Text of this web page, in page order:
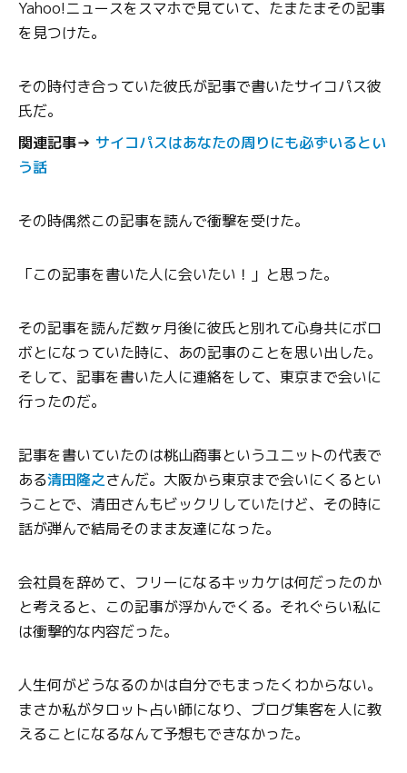
Yahoo!ニュースをスマホで見ていて、たまたまその記事
を見つけた。
その時付き合っていた彼氏が記事で書いたサイコパス彼
氏だ。
関連記事→ サイコパスはあなたの周りにも必ずいるとい
う話
その時偶然この記事を読んで衝撃を受けた。
「この記事を書いた人に会いたい！」と思った。
その記事を読んだ数ヶ月後に彼氏と別れて心身共にボロ
ボとになっていた時に、あの記事のことを思い出した。
そして、記事を書いた人に連絡をして、東京まで会いに
行ったのだ。
記事を書いていたのは桃山商事というユニットの代表で
ある清田隆之さんだ。大阪から東京まで会いにくるとい
うことで、清田さんもビックリしていたけど、その時に
話が弾んで結局そのまま友達になった。
会社員を辞めて、フリーになるキッカケは何だったのか
と考えると、この記事が浮かんでくる。それぐらい私に
は衝撃的な内容だった。
人生何がどうなるのかは自分でもまったくわからない。
まさか私がタロット占い師になり、ブログ集客を人に教
えることになるなんて予想もできなかった。